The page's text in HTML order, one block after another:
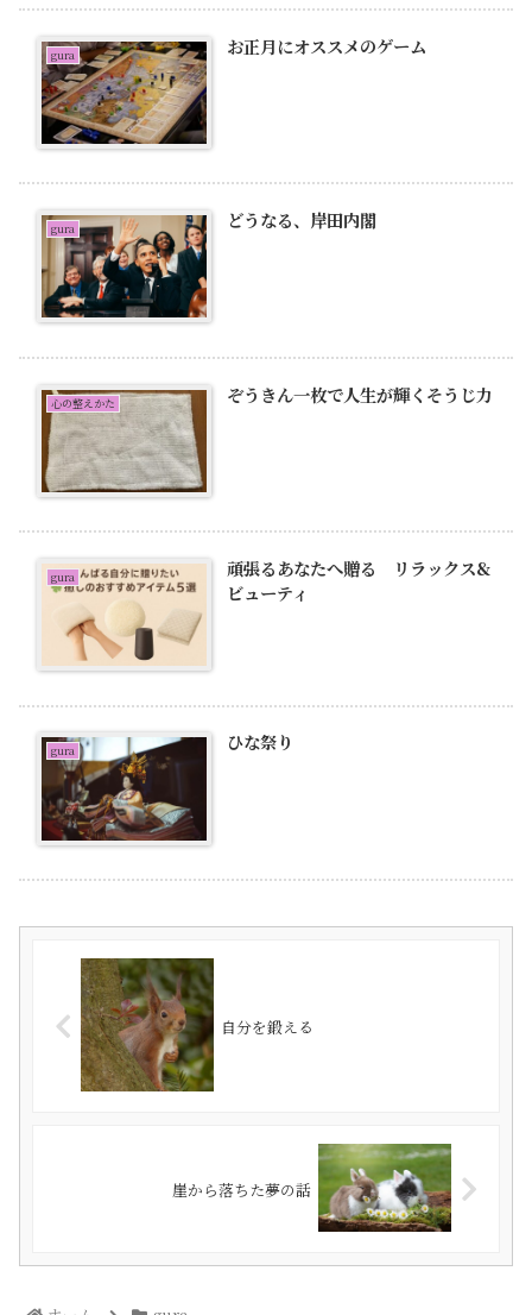
gura お正月にオススメのゲーム
gura どうなる、岸田内閣
心の整えかた ぞうきん一枚で人生が輝くそうじ力
gura
頑張るあなたへ贈る リラックス&
ビューティ
gura ひな祭り
自分を鍛える
崖から落ちた夢の話